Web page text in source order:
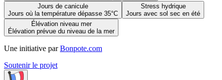
Jours de canicule
Jours où la température dépasse 35°C
Stress hydrique
Jours avec sol sec en été
Élévation niveau mer
Élévation prévue du niveau de la mer
Une initiative par Bonpote.com
Soutenir le projet